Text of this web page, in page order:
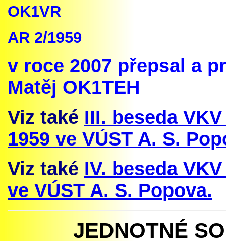
OK1VR
AR 2/1959
v roce 2007 přepsal a
Matěj OK1TEH
Viz také III. beseda
1959 ve VÚST A. S.
Viz také IV. beseda
ve VÚST A. S. Popova.
JEDNOTNÉ